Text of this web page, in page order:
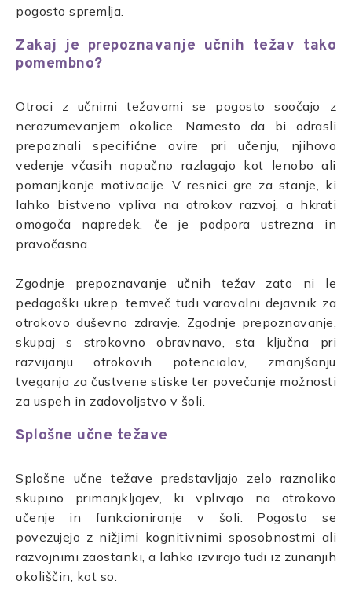
pogosto spremlja.
Zakaj je prepoznavanje učnih težav tako
pomembno?
Otroci z učnimi težavami se pogosto soočajo z
nerazumevanjem okolice. Namesto da bi odrasli
prepoznali specifične ovire pri učenju, njihovo
vedenje včasih napačno razlagajo kot lenobo ali
pomanjkanje motivacije. V resnici gre za stanje, ki
lahko bistveno vpliva na otrokov razvoj, a hkrati
omogoča napredek, če je podpora ustrezna in
pravočasna.
Zgodnje prepoznavanje učnih težav zato ni le
pedagoški ukrep, temveč tudi varovalni dejavnik za
otrokovo duševno zdravje. Zgodnje prepoznavanje,
skupaj s strokovno obravnavo, sta ključna pri
razvijanju otrokovih potencialov, zmanjšanju
tveganja za čustvene stiske ter povečanje možnosti
za uspeh in zadovoljstvo v šoli.
Splošne učne težave
Splošne učne težave predstavljajo zelo raznoliko
skupino primanjkljajev, ki vplivajo na otrokovo
učenje in funkcioniranje v šoli. Pogosto se
povezujejo z nižjimi kognitivnimi sposobnostmi ali
razvojnimi zaostanki, a lahko izvirajo tudi iz zunanjih
okoliščin, kot so: